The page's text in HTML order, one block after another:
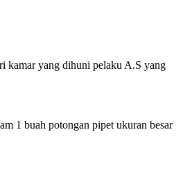
kamar yang dihuni pelaku A.S yang
1 buah potongan pipet ukuran besar